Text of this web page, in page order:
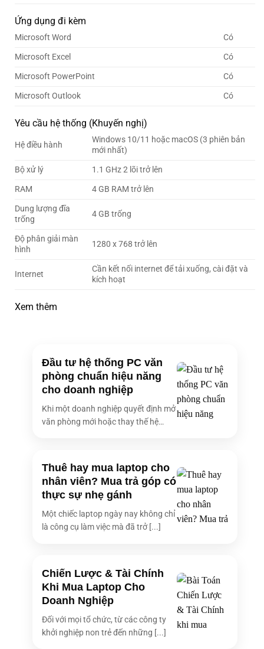
Ứng dụng đi kèm
Microsoft Word
Có
Microsoft Excel
Có
Microsoft PowerPoint
Có
Microsoft Outlook
Có
Yêu cầu hệ thống (Khuyến nghị)
Hệ điều hành
Windows 10/11 hoặc macOS (3 phiên bản
mới nhất)
Bộ xử lý
1.1 GHz 2 lõi trở lên
RAM
4 GB RAM trở lên
Dung lượng đĩa
trống
4 GB trống
Độ phân giải màn
hình
1280 x 768 trở lên
Internet
Cần kết nối internet để tải xuống, cài đặt và
kích hoạt
Xem thêm
Đầu tư hệ thống PC văn
phòng chuẩn hiệu năng
cho doanh nghiệp
Khi một doanh nghiệp quyết định mở
văn phòng mới hoặc thay thế hệ
Thuê hay mua laptop cho
nhân viên? Mua trả góp có
thực sự nhẹ gánh
Một chiếc laptop ngày nay không chỉ
là công cụ làm việc mà đã trở [...]
Chiến Lược & Tài Chính
Khi Mua Laptop Cho
Doanh Nghiệp
Đối với mọi tổ chức, từ các công ty
khởi nghiệp non trẻ đến những [...]